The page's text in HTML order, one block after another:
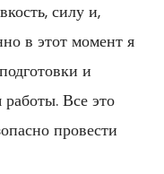
силу и,
в этот момент я
и
Все это
провести